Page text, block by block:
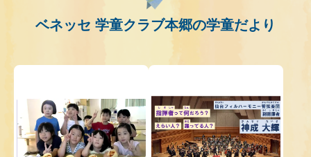
ベネッセ 学童クラブ本郷の学童だより